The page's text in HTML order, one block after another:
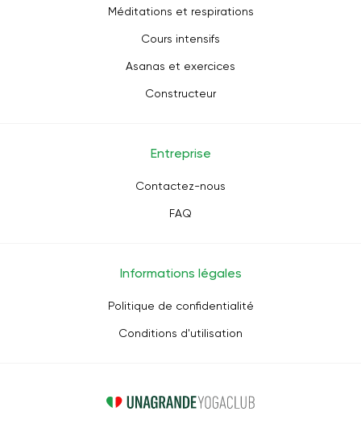
Méditations et respirations
Cours intensifs
Asanas et exercices
Constructeur
Entreprise
Contactez-nous
FAQ
Informations légales
Politique de confidentialité
Conditions d'utilisation